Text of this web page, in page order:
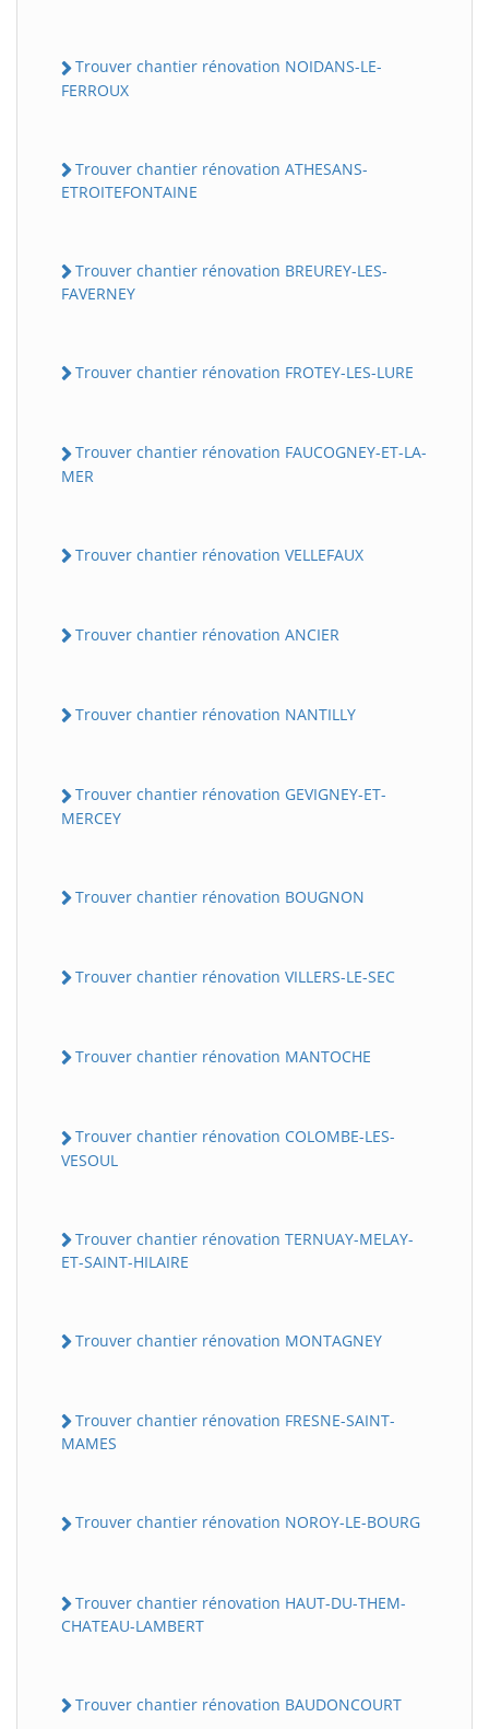
Trouver chantier rénovation NOIDANS-LE-
FERROUX
Trouver chantier rénovation ATHESANS-
ETROITEFONTAINE
Trouver chantier rénovation BREUREY-LES-
FAVERNEY
Trouver chantier rénovation FROTEY-LES-LURE
Trouver chantier rénovation FAUCOGNEY-ET-LA-
MER
Trouver chantier rénovation VELLEFAUX
Trouver chantier rénovation ANCIER
Trouver chantier rénovation NANTILLY
Trouver chantier rénovation GEVIGNEY-ET-
MERCEY
Trouver chantier rénovation BOUGNON
Trouver chantier rénovation VILLERS-LE-SEC
Trouver chantier rénovation MANTOCHE
Trouver chantier rénovation COLOMBE-LES-
VESOUL
Trouver chantier rénovation TERNUAY-MELAY-
ET-SAINT-HILAIRE
Trouver chantier rénovation MONTAGNEY
Trouver chantier rénovation FRESNE-SAINT-
MAMES
Trouver chantier rénovation NOROY-LE-BOURG
Trouver chantier rénovation HAUT-DU-THEM-
CHATEAU-LAMBERT
Trouver chantier rénovation BAUDONCOURT
Assistant en ligne